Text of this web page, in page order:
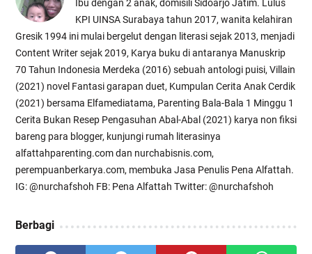
Ibu dengan 2 anak, domisili Sidoarjo Jatim. Lulus
KPI UINSA Surabaya tahun 2017, wanita kelahiran
Gresik 1994 ini mulai bergelut dengan literasi sejak 2013, menjadi
Content Writer sejak 2019, Karya buku di antaranya Manuskrip
70 Tahun Indonesia Merdeka (2016) sebuah antologi puisi, Villain
(2021) novel Fantasi garapan duet, Kumpulan Cerita Anak Cerdik
(2021) bersama Elfamediatama, Parenting Bala-Bala 1 Minggu 1
Cerita Bukan Resep Pengasuhan Abal-Abal (2021) karya non fiksi
bareng para blogger, kunjungi rumah literasinya
alfattahparenting.com dan nurchabisnis.com,
perempuanberkarya.com, membuka Jasa Penulis Pena Alfattah.
IG: @nurchafshoh FB: Pena Alfattah Twitter: @nurchafshoh
Berbagi